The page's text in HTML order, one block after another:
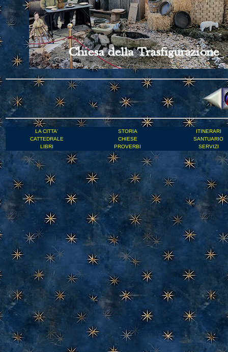
LA CITTA' STORIA
ITINERARI
CATTEDRALE
CHIESE
SANTUARIO
LIBRI
PROVERBI SERVIZI